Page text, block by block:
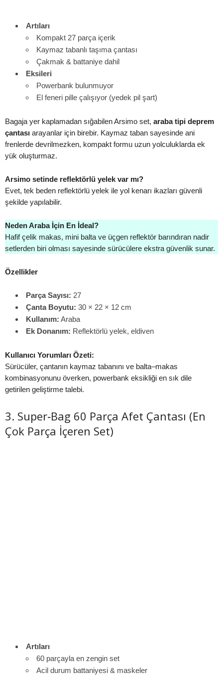
Artıları
Kompakt 27 parça içerik
Kaymaz tabanlı taşıma çantası
Çakmak & battaniye dahil
Eksileri
Powerbank bulunmuyor
El feneri pille çalışıyor (yedek pil şart)
Bagaja yer kaplamadan sığabilen Arsimo set, araba tipi deprem
çantası arayanlar için birebir. Kaymaz taban sayesinde ani
frenlerde devrilmezken, kompakt formu uzun yolculuklarda ek
yük oluşturmaz.
Arsimo setinde reflektörlü yelek var mı?
Evet, tek beden reflektörlü yelek ile yol kenarı ikazları güvenli
şekilde yapılabilir.
Neden Araba İçin En İdeal?
Hafif çelik makas, mini balta ve üçgen reflektör barındıran nadir
setlerden biri olması sayesinde sürücülere ekstra güvenlik sunar.
Özellikler
Parça Sayısı: 27
Çanta Boyutu: 30 × 22 × 12 cm
Kullanım: Araba
Ek Donanım: Reflektörlü yelek, eldiven
Kullanıcı Yorumları Özeti:
Sürücüler, çantanın kaymaz tabanını ve balta–makas
kombinasyonunu överken, powerbank eksikliği en sık dile
getirilen geliştirme talebi.
3. Super‑Bag 60 Parça Afet Çantası (En
Çok Parça İçeren Set)
Artıları
60 parçayla en zengin set
Acil durum battaniyesi & maskeler